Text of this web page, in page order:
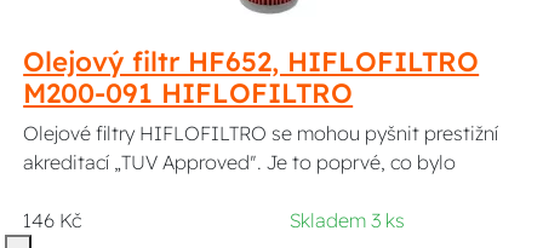
Olejový filtr HF652, HIFLOFILTRO
M200-091 HIFLOFILTRO
Olejové filtry HIFLOFILTRO se mohou pyšnit prestižní
akreditací „TUV Approved". Je to poprvé, co bylo
146 Kč
Skladem 3 ks